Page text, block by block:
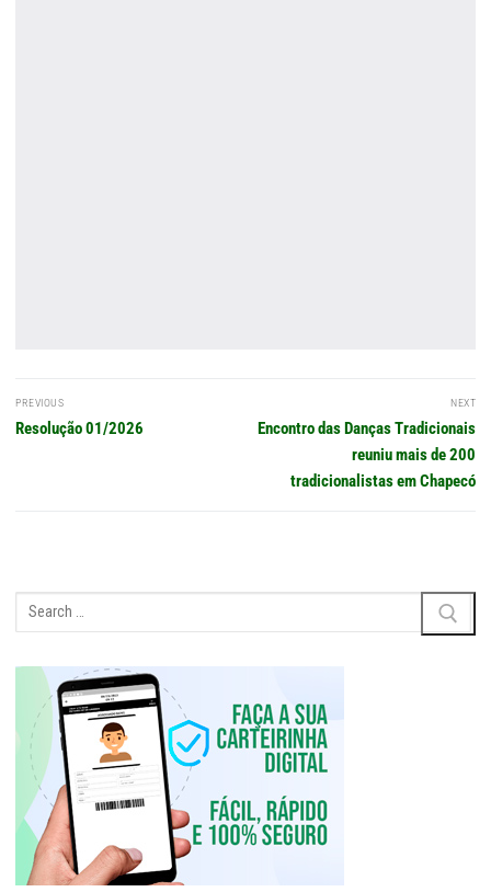
Post
navigation
PREVIOUS
Previous
Resolução 01/2026
NEXT
Next
Encontro das Danças Tradicionais
reuniu mais de 200
tradicionalistas em Chapecó
Search
for: